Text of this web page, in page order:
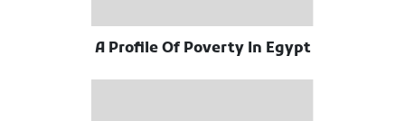
A Profile Of Poverty In Egypt